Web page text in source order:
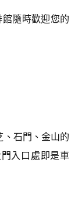
隨時歡迎您的
、石門、金山的
入口處即是車